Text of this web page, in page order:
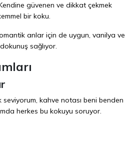
güvenen ve dikkat çekmek
bir koku.
anlar için de uygun, vanilya ve
sağlıyor.
kahve notası beni benden
herkes bu kokuyu soruyor.